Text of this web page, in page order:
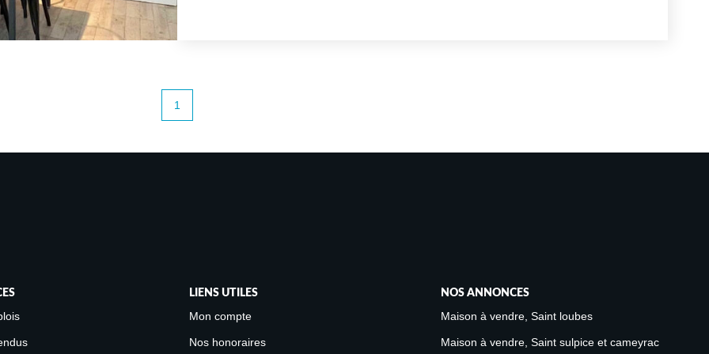
1
LIENS UTILES
Mon compte
Nos honoraires
NOS ANNONCES
Maison à vendre, Saint loubes
Maison à vendre, Saint sulpice et cameyrac